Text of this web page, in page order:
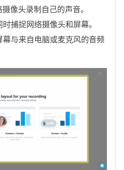
像头录制自己的声音。
捕捉网络摄像头和屏幕。
幕与来自电脑或麦克风的音频